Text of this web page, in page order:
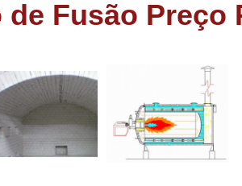
Forno Cadinho para Fundição de
Forno de Fundição de Peças de Aluminio
Industrial de Fundição de Peças de
Forno de Fundir Peças de Alumínio
Forno Industrial de Fundir Alumínio
Fusão Preço